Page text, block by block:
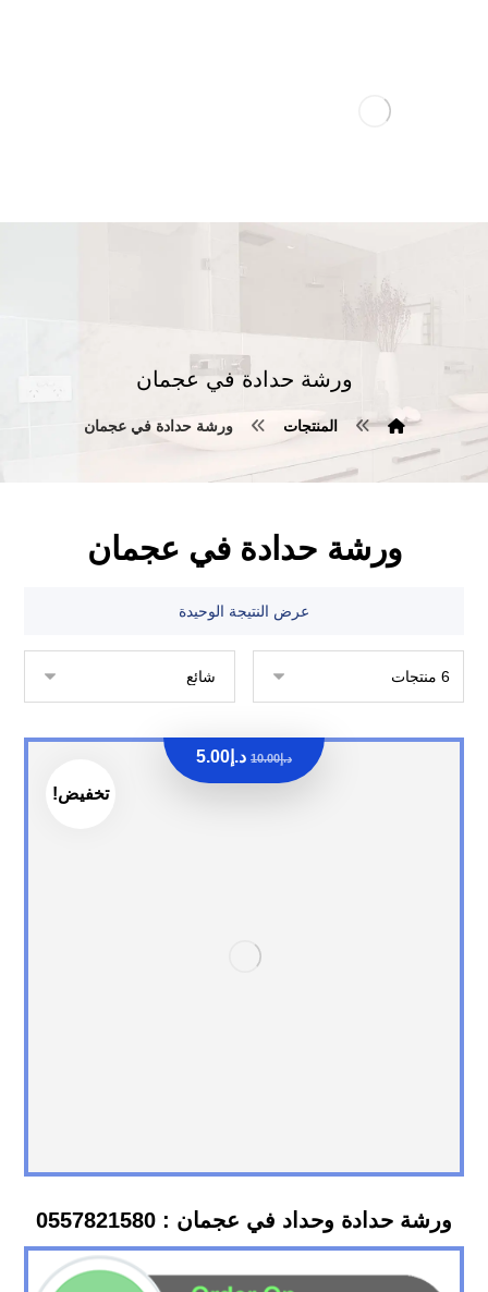
ورشة حدادة في عجمان
المنتجات ورشة حدادة في عجمان
ورشة حدادة في عجمان
عرض النتيجة الوحيدة
تخفيض!
ورشة حدادة وحداد في عجمان : 0557821580
د.إ10.00 د.إ 5.00